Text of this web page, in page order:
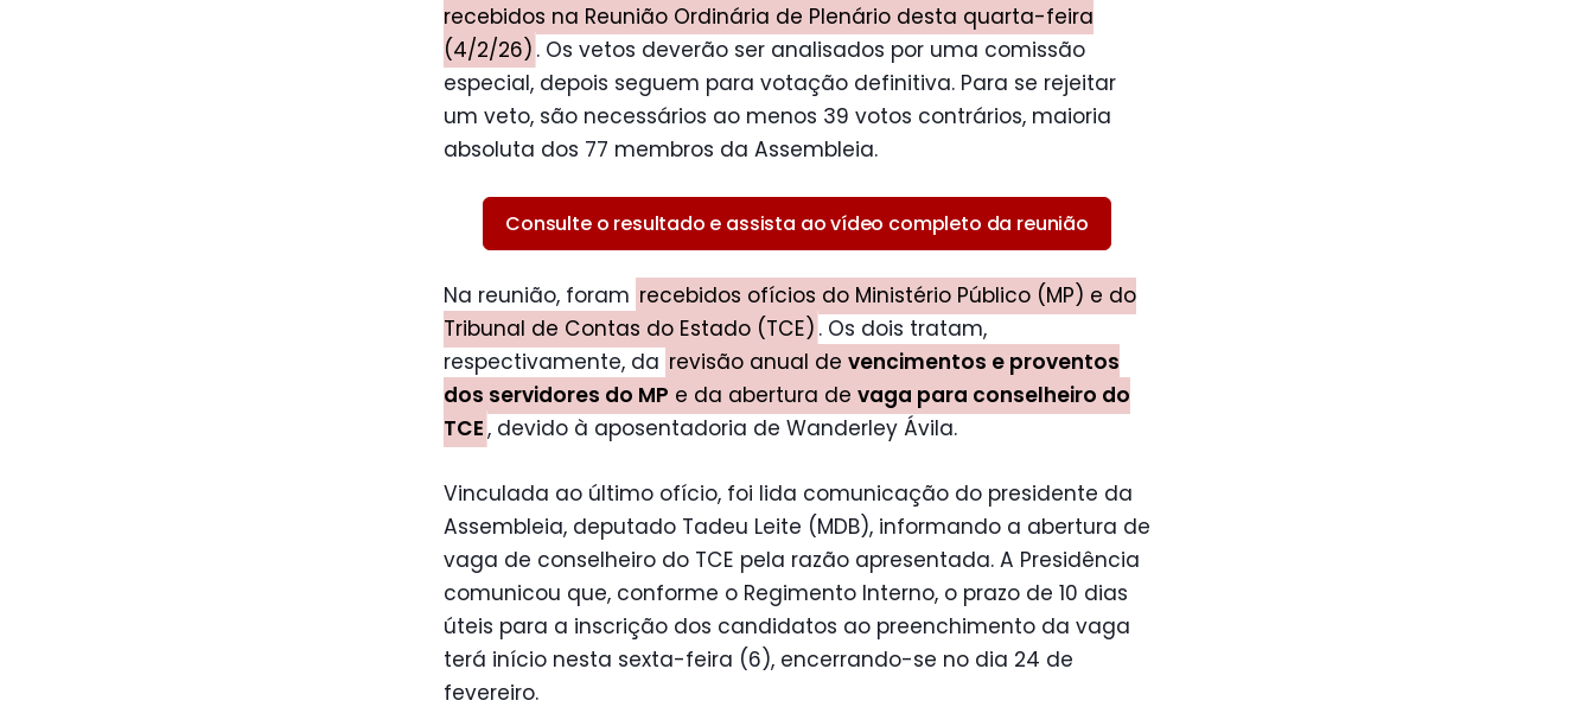
recebidos na Reunião Ordinária de Plenário desta quarta-feira
(4/2/26) . Os vetos deverão ser analisados por uma comissão
especial, depois seguem para votação definitiva. Para se rejeitar
um veto, são necessários ao menos 39 votos contrários, maioria
absoluta dos 77 membros da Assembleia.
Consulte o resultado e assista ao vídeo completo da reunião
Na reunião, foram recebidos ofícios do Ministério Público (MP) e do
Tribunal de Contas do Estado (TCE) . Os dois tratam,
respectivamente, da revisão anual devencimentos e proventos
dos servidores do MP e da abertura de vaga para conselheiro do
TCE, devido à aposentadoria de Wanderley Ávila.
Vinculada ao último ofício, foi lida comunicação do presidente da
Assembleia, deputado Tadeu Leite (MDB), informando a abertura de
vaga de conselheiro do TCE pela razão apresentada. A Presidência
comunicou que, conforme o Regimento Interno, o prazo de 10 dias
úteis para a inscrição dos candidatos ao preenchimento da vaga
terá início nesta sexta-feira (6), encerrando-se no dia 24 de
fevereiro.